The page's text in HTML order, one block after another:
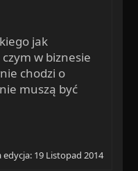
jak
w biznesie
chodzi o
muszą być
edycja: 19 Listopad 2014